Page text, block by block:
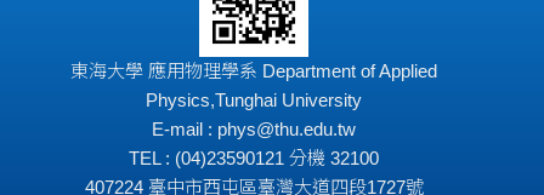
東海大學 應用物理學系 Department of Applied
Physics,Tunghai University
E-mail : phys@thu.edu.tw
TEL : (04)23590121 分機 32100
407224 臺中市西屯區臺灣大道四段1727號